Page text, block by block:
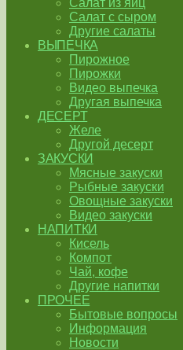
Салат из яиц
Салат с сыром
Другие салаты
ВЫПЕЧКА
Пирожное
Пирожки
Видео выпечка
Другая выпечка
ДЕСЕРТ
Желе
Другой десерт
ЗАКУСКИ
Мясные закуски
Рыбные закуски
Овощные закуски
Видео закуски
НАПИТКИ
Кисель
Компот
Чай, кофе
Другие напитки
ПРОЧЕЕ
Бытовые вопросы
Информация
Новости